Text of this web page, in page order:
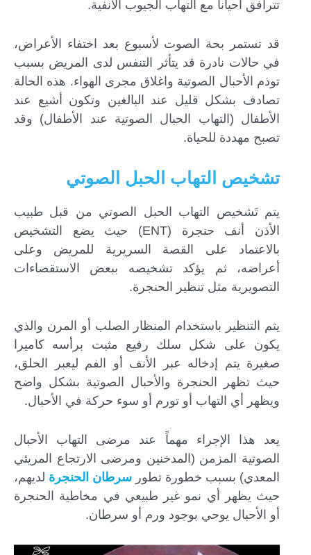
تترافق أحياناً مع التهاب الجيوب الأنفية.
قد تستمر بحة الصوت لأسبوع بعد اختفاء الأعراض،
في حالات نادرة قد يتأثر التنفس لدى المريض بسبب
توذم الأحبال الصوتية واغلاق مجرى الهواء. هذه الحالة
تصادف بشكل قليل عند البالغين وتكون أشيع عند
الأطفال (التهاب الحبال الصوتية عند الأطفال) وقد
تصبح مهددة للحياة.
تشخيص التهاب الحبل الصوتي
يتم تَشخيص التهاب الحبل الصوتي من قبل طبيب
الأذن أنف حنجرة (ENT) حيث يضع التشخيص
بالاعتماد على القصة السريرية للمريض وعلى
أعراضه، ثم يؤكد تشخيصه ببعض الاستقصاءات
التصويرية مثل تنظير الحنجرة.
يتم التنظير باستخدام المنظار الصلب أو المرن والذي
يكون على شكل سلك رفيع مثبت برأسه كاميرا
صغيرة يتم إدخاله عبر الأنف أو الفم ليعبر الحلق،
حيث تظهر الحنجرة والأحبال الصوتية بشكل واضح
ويظهر أي التهاب أو تورم أو سوء حركة في الأحبال.
يعد هذا الإجراء مهماً عند مرضى التهاب الأحبال
الصوتية المزمن (المدخنين ومرضى الارتجاع المريئي
المعدي) بسبب خطورة تطور سرطان الحنجرة لديهم،
حيث يظهر أي نمو غير طبيعي في مخاطية الحنجرة
أو الأحبال يوحي بوجود ورم أو سرطان.